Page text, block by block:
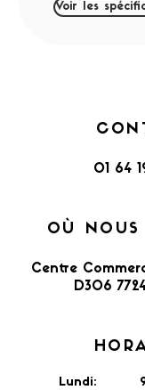
Voir les
01 64
OÙ NOUS
Centre
D306
Lundi: